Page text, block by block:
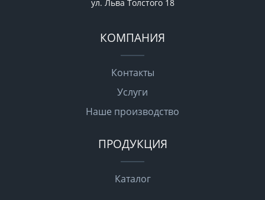
ул. Льва Толстого 18
КОМПАНИЯ
Контакты
Услуги
Наше производство
ПРОДУКЦИЯ
Каталог